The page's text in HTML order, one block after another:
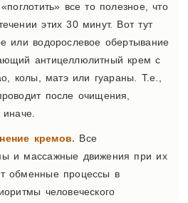
все то полезное, что
этих 30 минут. Вот тут
или водорослевое обертывание
антицеллюлитный крем с
колы, матэ или гуараны. Т.е.,
после очищения,
кремов. Все
и массажные движения при их
обменные процессы в
человеческого